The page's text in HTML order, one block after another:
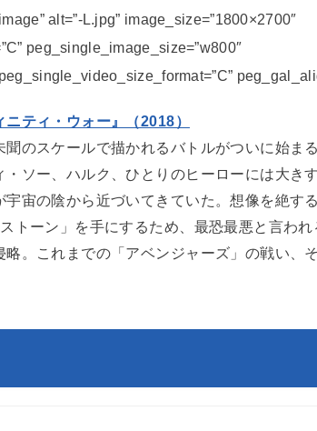
alt=”-L.jpg” image_size=”1800×2700″
peg_single_image_size=”w800″
ティ・ウォー』（2018）
のスケールで描かれるバトルがついに始ま
ソー、ハルク、ひとりのヒーローには大き
宙の陰から近づいてきていた。想像を絶す
トーン」を手にするため、最恐最悪と言わ
。これまでの「アベンジャーズ」の戦い、